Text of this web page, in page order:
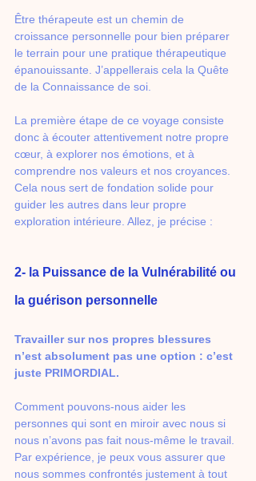
Être thérapeute est un chemin de
croissance personnelle pour bien préparer
le terrain pour une pratique thérapeutique
épanouissante. J’appellerais cela la Quête
de la Connaissance de soi.
La première étape de ce voyage consiste
donc à écouter attentivement notre propre
cœur, à explorer nos émotions, et à
comprendre nos valeurs et nos croyances.
Cela nous sert de fondation solide pour
guider les autres dans leur propre
exploration intérieure. Allez, je précise :
2- la Puissance de la Vulnérabilité ou
la guérison personnelle
Travailler sur nos propres blessures
n’est absolument pas une option : c’est
juste PRIMORDIAL.
Comment pouvons-nous aider les
personnes qui sont en miroir avec nous si
nous n’avons pas fait nous-même le travail.
Par expérience, je peux vous assurer que
nous sommes confrontés justement à tout